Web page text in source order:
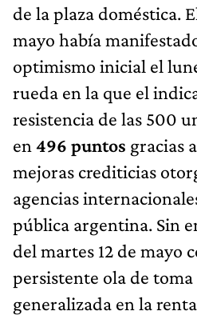
de la plaza doméstica.
mayo había
optimismo inicial el
rueda en la que el
resistencia de las 500
en 496 puntos gracias
mejoras crediticias
agencias
pública argentina. Sin
del martes 12 de mayo
persistente ola de toma
generalizada en la